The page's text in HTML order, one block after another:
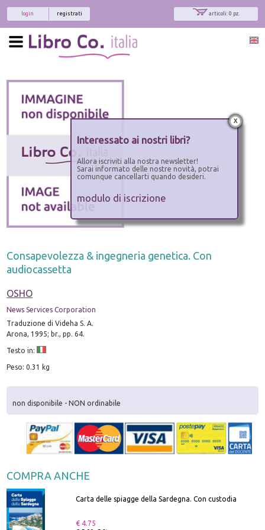
articoli: 0 pz.
registrati
login
Consapevolezza & ingegneria genetica. Con
audiocassetta
OSHO
News Services Corporation
Traduzione di Videha S. A.
Arona, 1995; br., pp. 64.
Testo in:
Peso: 0.31 kg
non disponibile - NON ordinabile
COMPRA ANCHE
Carta delle spiagge della Sardegna. Con custodia
€ 4.75
x
Interessato ai nostri libri?
Allora iscriviti alla nostra newsletter!
Sarai informato delle nostre novità, potrai
comunque cancellarti quando desideri.
modulo di iscrizione